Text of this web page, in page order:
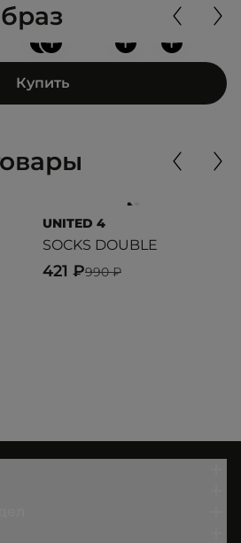
+
++ +
Купить
UNITED 4
SOCKS DOUBLE
990 ₽
421 ₽